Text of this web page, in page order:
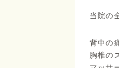
当院の
背中の
胸椎の